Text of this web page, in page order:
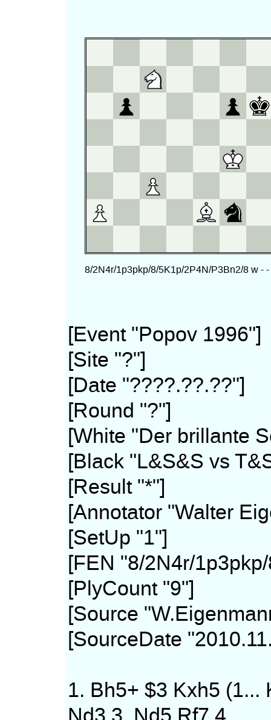
[Event "Popov 1996"]
[Site "?"]
[Date "????.??.??"]
[Round "?"]
[White "Der brillante
[Black "L&S&S vs
[Result "*"]
[Annotator "Walter
[SetUp "1"]
[FEN "8/2N4r/
[PlyCount "9"]
[Source
[SourceDate
1. Bh5+ $3 Kxh5 (1...